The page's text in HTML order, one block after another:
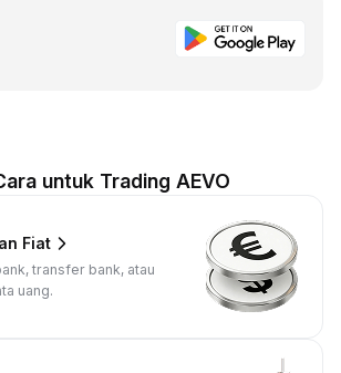
untuk Trading AEVO
Fiat
transfer bank, atau
uang.